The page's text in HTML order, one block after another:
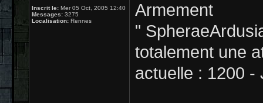
Inscrit le: Mer 05 Oct, 2005 12:40
Messages: 3275
Localisation: Rennes
Armement
"
totalement une
actuelle : 1200 -